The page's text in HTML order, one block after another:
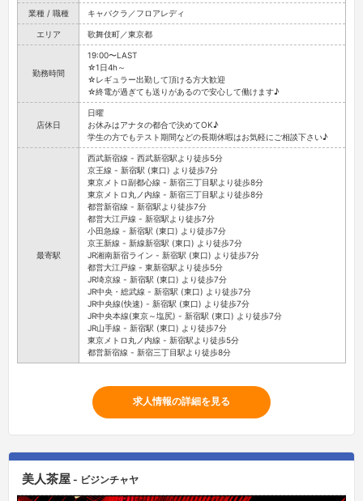
業種 / 職種 キャバクラ／フロアレディ
エリア 歌舞伎町／東京都
勤務時間
19:00〜LAST
☆1日4h～
☆レギュラー出勤して頂ける方大歓迎
☆終電が過ぎても送りがあるので安心して働けます♪
店休日
日曜
お休みはアナタの都合で決めてOK♪
学生の方でもテスト期間などの長期休暇はお気軽にご相談下さい♪
最寄駅
西武新宿線 - 西武新宿駅より徒歩5分
京王線 - 新宿駅 (東口) より徒歩7分
東京メトロ副都心線 - 新宿三丁目駅より徒歩8分
東京メトロ丸ノ内線 - 新宿三丁目駅より徒歩8分
都営新宿線 - 新宿駅より徒歩7分
都営大江戸線 - 新宿駅より徒歩7分
小田急線 - 新宿駅 (東口) より徒歩7分
京王新線 - 新線新宿駅 (東口) より徒歩7分
JR湘南新宿ライン - 新宿駅 (東口) より徒歩7分
都営大江戸線 - 東新宿駅より徒歩5分
JR埼京線 - 新宿駅 (東口) より徒歩7分
JR中央・総武線 - 新宿駅 (東口) より徒歩7分
JR中央線(快速) - 新宿駅 (東口) より徒歩7分
JR中央本線(東京～塩尻) - 新宿駅 (東口) より徒歩7分
JR山手線 - 新宿駅 (東口) より徒歩7分
東京メトロ丸ノ内線 - 新宿駅より徒歩5分
都営新宿線 - 新宿三丁目駅より徒歩8分
求人情報の詳細を見る
美人茶屋 - ビジンチャヤ